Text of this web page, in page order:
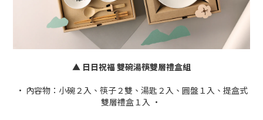
▲ 日日祝福 雙碗湯筷雙層禮盒組
• 內容物：小碗２入、筷子２雙、湯匙２入、圓盤１入、提盒式
雙層禮盒１入 •